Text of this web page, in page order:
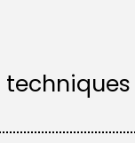
techniques